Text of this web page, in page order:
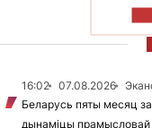
16:02 07.08.2026
Беларусь пяты месяц
дынаміцы прамысловай